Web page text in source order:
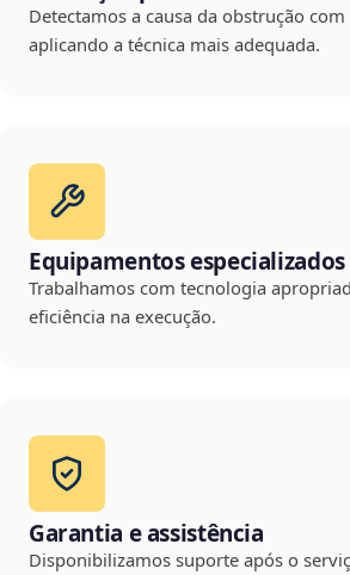
Detectamos a causa da obstrução
aplicando a técnica mais adequada.
Equipamentos especializados
Trabalhamos com tecnologia
eficiência na execução.
Garantia e assistência
Disponibilizamos suporte após o